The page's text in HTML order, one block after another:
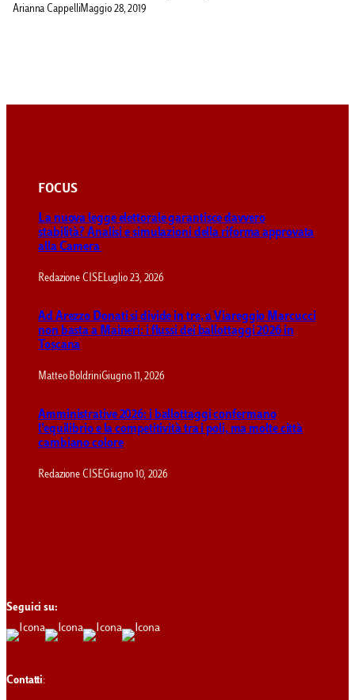
Arianna Cappelli Maggio 28, 2019
FOCUS
La nuova legge elettorale garantisce davvero
stabilità? Analisi e simulazioni della riforma approvata
alla Camera
Redazione CISELuglio 23, 2026
Ad Arezzo Donati si divide in tre, a Viareggio Marcucci
non basta a Maineri: i flussi dei ballottaggi 2026 in
Toscana
Matteo BoldriniGiugno 11, 2026
Amministrative 2026: i ballottaggi confermano
l’equilibrio e la competitività tra i poli, ma molte città
cambiano colore
Redazione CISEGiugno 10, 2026
Seguici su:
Contatti: